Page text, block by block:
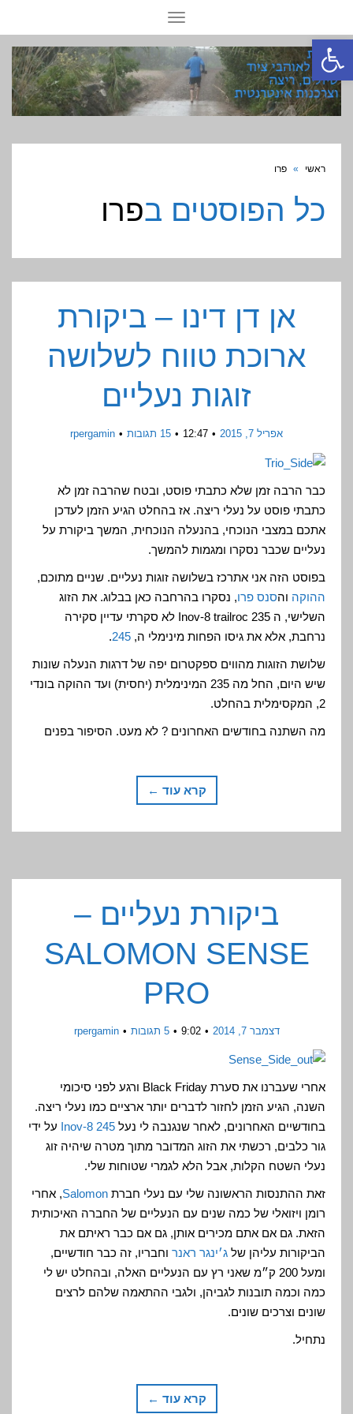
פתח סרגל נגישות
תפריט
ראשי » פרו
כל הפוסטים בפרו
אן דן דינו – ביקורת
ארוכת טווח לשלושה
זוגות נעליים
אפריל 7, 2015 12:47 15 תגובות rpergamin
כבר הרבה זמן שלא כתבתי פוסט, ובטח שהרבה זמן לא
כתבתי פוסט על נעלי ריצה. אז בהחלט הגיע הזמן לעדכן
אתכם במצבי הנוכחי, בהנעלה הנוכחית, המשך ביקורת על
נעליים שכבר נסקרו ומגמות להמשך.
בפוסט הזה אני אתרכז בשלושה זוגות נעליים. שניים מתוכם,
ההוקה והסנס פרו, נסקרו בהרחבה כאן בבלוג. את הזוג
השלישי, ה Inov-8 trailroc 235 לא סקרתי עדיין סקירה
נרחבת, אלא את גיסו הפחות מינימלי ה, 245
.
שלושת הזוגות מהווים ספקטרום יפה של דרגות הנעלה שונות
שיש היום, החל מה 235 המינימלית (יחסית) ועד ההוקה בונדי
2, המקסימלית בהחלט.
מה השתנה בחודשים האחרונים ? לא מעט. הסיפור בפנים
קרא עוד ←
ביקורת נעליים –
SALOMON SENSE
PRO
דצמבר 7, 2014 9:02 5 תגובות rpergamin
אחרי שעברנו את סערת Black Friday ורגע לפני סיכומי
השנה, הגיע הזמן לחזור לדברים יותר ארציים כמו נעלי ריצה.
בחודשיים האחרונים, לאחר שנגנבה לי נעל Inov-8 245 על ידי
גור כלבים, רכשתי את הזוג המדובר מתוך מטרה שיהיה זוג
נעלי השטח הקלות, אבל הלא לגמרי שטוחות שלי.
זאת ההתנסות הראשונה שלי עם נעלי חברת Salomon, אחרי
רומן ויזואלי של כמה שנים עם הנעליים של החברה האיכותית
הזאת. גם אם אתם מכירים אותן, גם אם כבר ראיתם את
הביקורות עליהן של ג׳ינגר ראנר וחבריו, זה כבר חודשיים,
ומעל 200 ק״מ שאני רץ עם הנעליים האלה, ובהחלט יש לי
כמה וכמה תובנות לגביהן, ולגבי ההתאמה שלהם לרצים
שונים וצרכים שונים.
נתחיל.
קרא עוד ←